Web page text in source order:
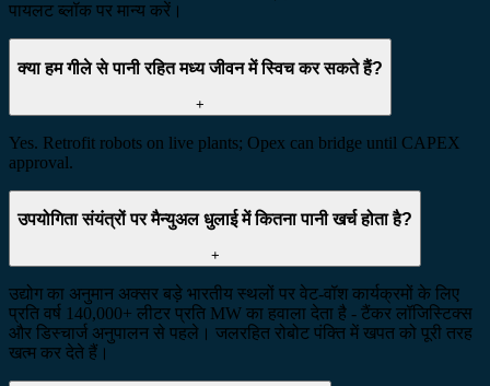
पायलट ब्लॉक पर मान्य करें।
क्या हम गीले से पानी रहित मध्य जीवन में स्विच कर सकते हैं?
+
Yes. Retrofit robots on live plants; Opex can bridge until CAPEX
approval.
उपयोगिता संयंत्रों पर मैन्युअल धुलाई में कितना पानी खर्च होता है?
+
उद्योग का अनुमान अक्सर बड़े भारतीय स्थलों पर वेट-वॉश कार्यक्रमों के लिए
प्रति वर्ष 140,000+ लीटर प्रति MW का हवाला देता है - टैंकर लॉजिस्टिक्स
और डिस्चार्ज अनुपालन से पहले। जलरहित रोबोट पंक्ति में खपत को पूरी तरह
खत्म कर देते हैं।